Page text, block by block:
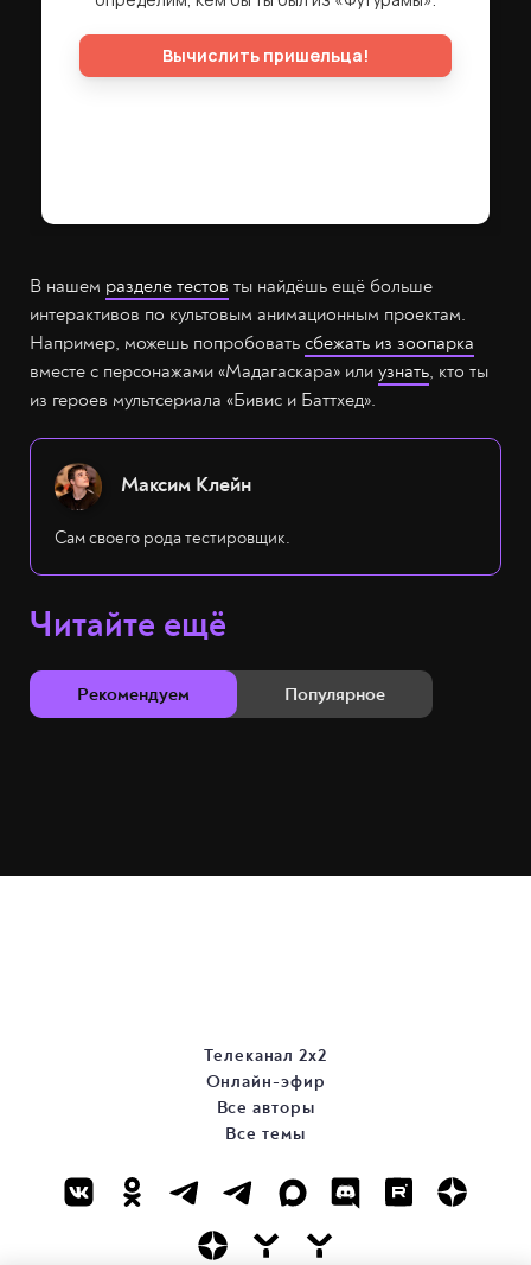
В нашем разделе тестов ты найдёшь ещё больше
интерактивов по культовым анимационным проектам.
Например, можешь попробовать сбежать из зоопарка
вместе с персонажами «Мадагаскара» или узнать, кто ты
из героев мультсериала «Бивис и Баттхед».
Максим Клейн
Сам своего рода тестировщик.
Читайте ещё
Рекомендуем Популярное
Телеканал 2х2
Онлайн-эфир
Все авторы
Все темы